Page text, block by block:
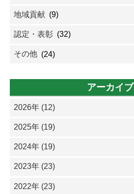
地域貢献 (9)
認定・表彰 (32)
その他 (24)
アーカイブ
2026年 (12)
2025年 (19)
2024年 (19)
2023年 (23)
2022年 (23)